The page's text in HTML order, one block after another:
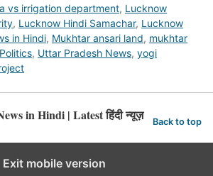
vs irrigation department, Lucknow
, Lucknow Hindi Samachar, Lucknow
in Hindi, Mukhtar ansari land, mukhtar
, Uttar Pradesh News, yogi
in Hindi | Latest हिंदी न्यूज़ Back to top
Exit mobile version